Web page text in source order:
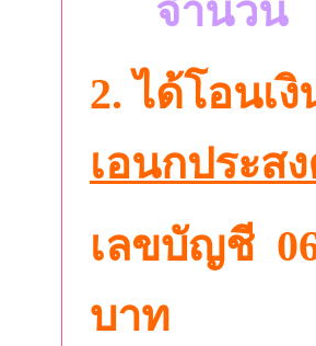
จำนวน
2. ได้โอนเ
เอนกประส
เลขบัญชี
บาท